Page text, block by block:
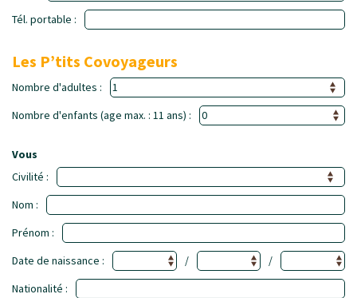
Tél. portable :
Les P’tits Covoyageurs
Nombre d'adultes :
Nombre d'enfants (age max. : 11 ans) :
Vous
Civilité :
Nom :
Prénom :
Date de naissance :
/
/
Nationalité :